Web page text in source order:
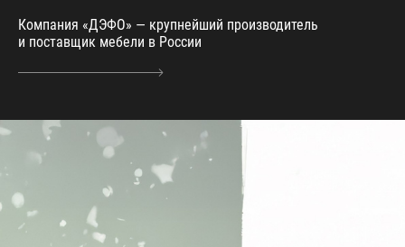
Компания «ДЭФО» — крупнейший производитель
и поставщик мебели в России